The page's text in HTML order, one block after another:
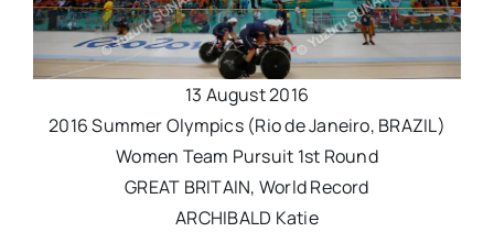
13 August 2016
2016 Summer Olympics (Rio de Janeiro, BRAZIL)
Women Team Pursuit 1st Round
GREAT BRITAIN, World Record
ARCHIBALD Katie